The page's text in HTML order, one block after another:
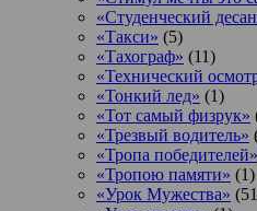
«Студенческий
«Такси» (5)
«Тахограф» (11)
«Технический
«Тонкий лед» (1)
«Тот самый физрук»
«Трезвый водитель»
«Тропа победителей»
«Тропою памяти» (1)
«Урок Мужества»